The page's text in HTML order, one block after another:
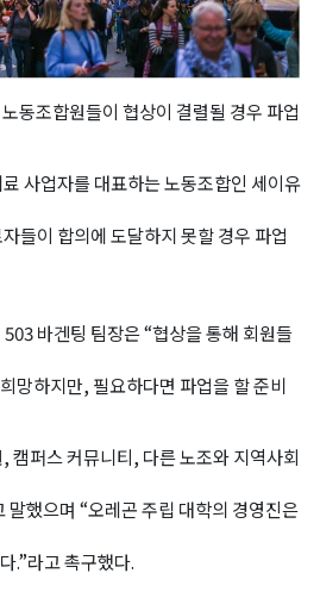
동조합원들이 협상이 결렬될 경우 파업
사업자를 대표하는 노동조합인 세이유
들이 합의에 도달하지 못할 경우 파업
바겐팅 팀장은 “협상을 통해 회원들
망하지만, 필요하다면 파업을 할 준비
캠퍼스 커뮤니티, 다른 노조와 지역사회
말했으며 “오레곤 주립 대학의 경영진은
.”라고 촉구했다.